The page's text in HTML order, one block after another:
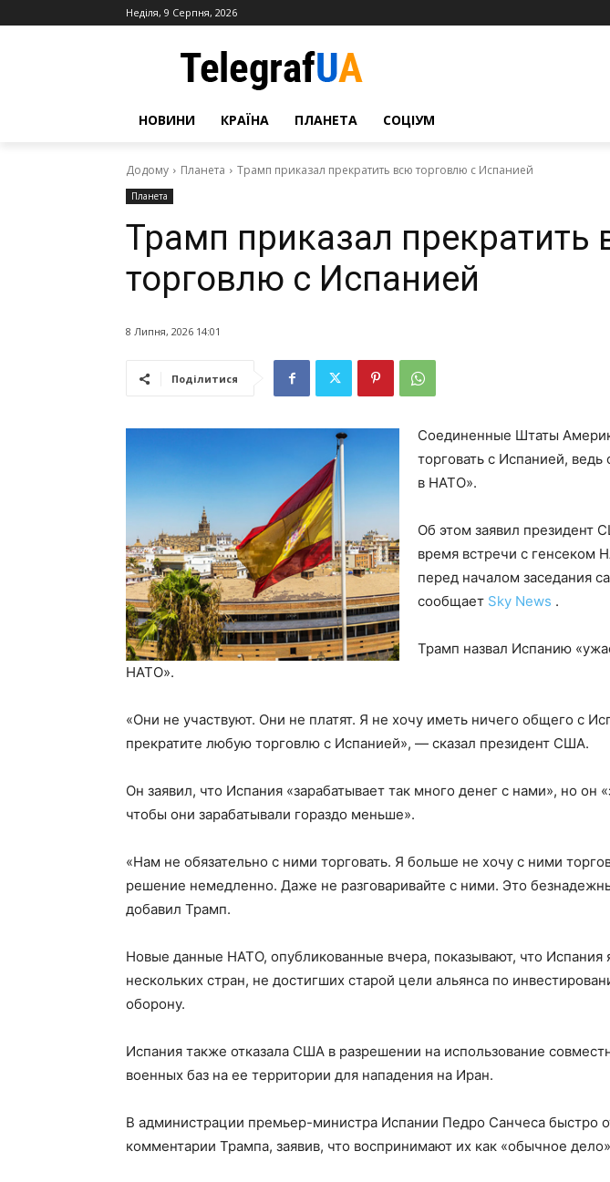
Неділя, 9 Серпня, 2026
НОВИНИ КРАЇНА ПЛАНЕТА СОЦІУМ
Додому Планета Трамп приказал прекратить всю торговлю с Испанией
Планета
Трамп приказал прекратить
торговлю с Испанией
8 Липня, 2026 14:01
Поділитися
Соединенные Штаты
торговать с Испанией,
в НАТО».
Об этом заявил президент
время встречи с генсеком
перед началом заседания
сообщает Sky News .
Трамп назвал Испанию
НАТО».
«Они не участвуют. Они не платят. Я не хочу иметь ничего общего с
прекратите любую торговлю с Испанией», — сказал президент США.
Он заявил, что Испания «зарабатывает так много денег с нами», но он
чтобы они зарабатывали гораздо меньше».
«Нам не обязательно с ними торговать. Я больше не хочу с ними
решение немедленно. Даже не разговаривайте с ними. Это
добавил Трамп.
Новые данные НАТО, опубликованные вчера, показывают, что Испания
нескольких стран, не достигших старой цели альянса по
оборону.
Испания также отказала США в разрешении на использование
военных баз на ее территории для нападения на Иран.
В администрации премьер-министра Испании Педро Санчеса быстро
комментарии Трампа, заявив, что воспринимают их как «обычное